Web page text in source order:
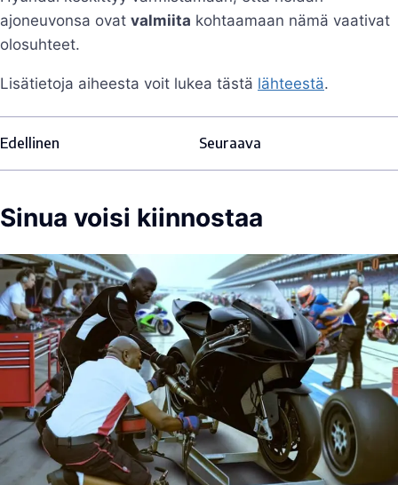
ajoneuvonsa ovat valmiita kohtaamaan nämä vaativat
olosuhteet.
Lisätietoja aiheesta voit lukea tästä lähteestä.
Edellinen Seuraava
Sinua voisi kiinnostaa